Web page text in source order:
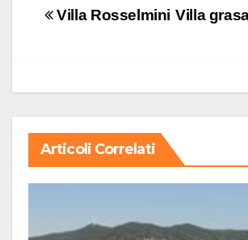
Navigazione
Villa
Villa Rosselmini
Articoli Correlati